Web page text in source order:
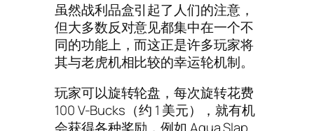
虽然战利品盒引起了人们的注意，
但大多数反对意见都集中在一个不
同的功能上，而这正是许多玩家将
其与老虎机相比较的幸运轮机制。
玩家可以旋转轮盘，每次旋转花费
100 V-Bucks（约 1 美元），就有机
会获得各种奖励，例如 Aqua Slap